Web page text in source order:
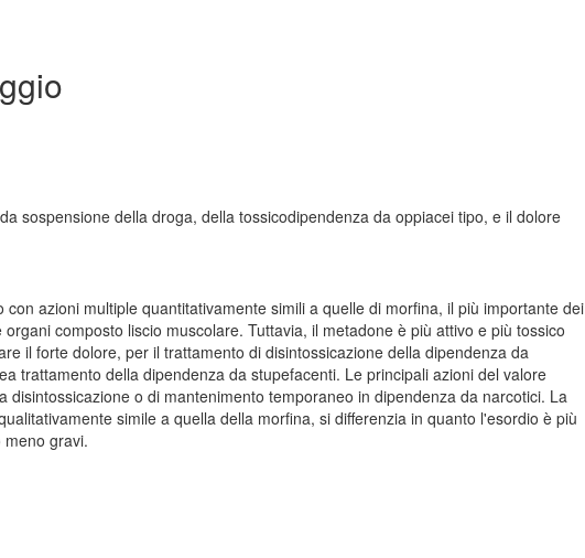
sospensione della droga, della tossicodipendenza da oppiacei tipo, e il dolore
azioni multiple quantitativamente simili a quelle di morfina, il più importante dei
composto liscio muscolare. Tuttavia, il metadone è più attivo e più tossico
il forte dolore, per il trattamento di disintossicazione della dipendenza da
trattamento della dipendenza da stupefacenti. Le principali azioni del valore
disintossicazione o di mantenimento temporaneo in dipendenza da narcotici. La
simile a quella della morfina, si differenzia in quanto l'esordio è più
gravi.